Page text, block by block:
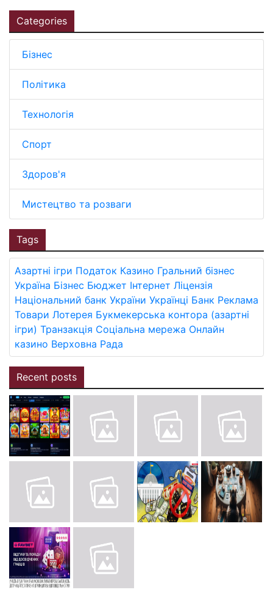
Categories
Бізнес
Політика
Технологія
Спорт
Здоров'я
Мистецтво та розваги
Tags
Азартні ігри Податок Казино Гральний бізнес
Україна Бізнес Бюджет Інтернет Ліцензія
Національний банк України Українці Банк Реклама
Товари Лотерея Букмекерська контора (азартні
ігри) Транзакція Соціальна мережа Онлайн
казино Верховна Рада
Recent posts